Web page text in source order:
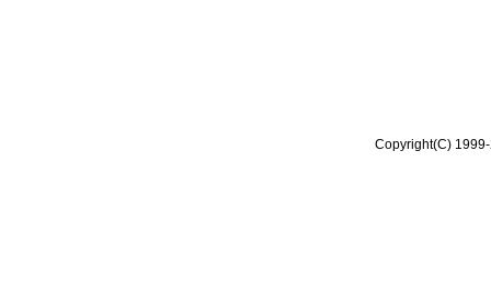
Copyright(C)